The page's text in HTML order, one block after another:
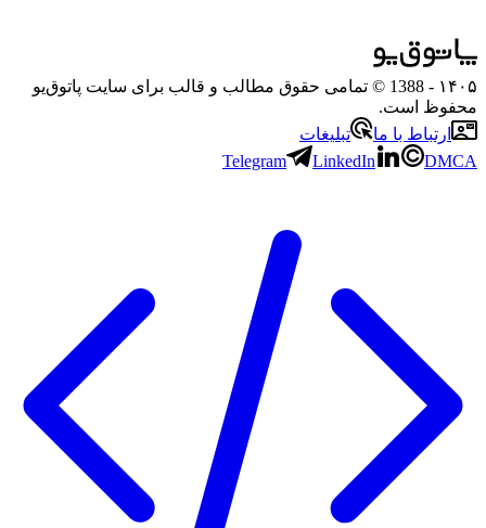
۱۴۰۵
- 1388 © تمامی حقوق مطالب و قالب برای سایت پاتوق‌یو
محفوظ است.
ارتباط با ما
تبلیغات
Telegram
LinkedIn DMCA